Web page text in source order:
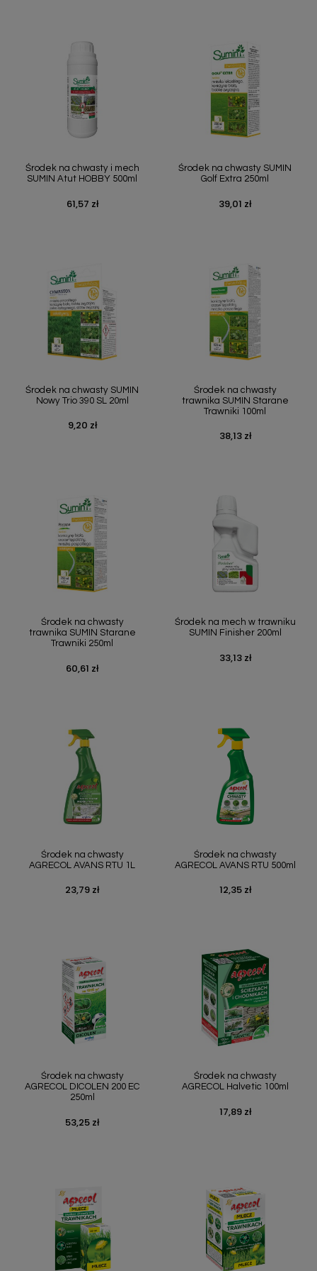
Środek na chwasty i mech
SUMIN Atut HOBBY 500ml
Cena
61,57 zł
Środek na chwasty SUMIN
Golf Extra 250ml
Cena
39,01 zł
Środek na chwasty SUMIN
Nowy Trio 390 SL 20ml
Cena
9,20 zł
Środek na chwasty
trawnika SUMIN Starane
Trawniki 100ml
Cena
38,13 zł
Środek na chwasty
trawnika SUMIN Starane
Trawniki 250ml
Cena
60,61 zł
Środek na mech w trawniku
SUMIN Finisher 200ml
Cena
33,13 zł
Środek na chwasty
AGRECOL AVANS RTU 1L
Cena
23,79 zł
Środek na chwasty
AGRECOL AVANS RTU 500ml
Cena
12,35 zł
Środek na chwasty
AGRECOL DICOLEN 200 EC
250ml
Cena
53,25 zł
Środek na chwasty
AGRECOL Halvetic 100ml
Cena
17,89 zł